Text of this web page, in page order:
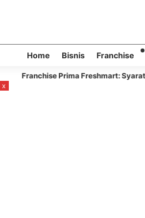
Home Bisnis Franchise
Prima Freshmart: Syarat Cara
x